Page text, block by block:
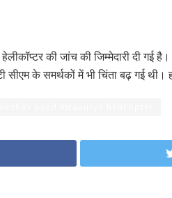
हेलीकॉप्टर की जांच की जिम्मेदारी दी
के समर्थकों में भी चिंता बढ़ गई थी।